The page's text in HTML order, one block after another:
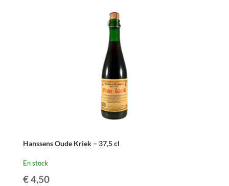
Hanssens Oude Kriek – 37,5 cl
En stock
€4,50